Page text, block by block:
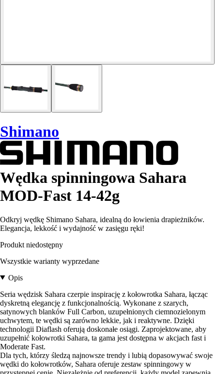
Shimano
Wędka spinningowa Sahara
MOD-Fast 14-42g
Odkryj wędkę Shimano Sahara, idealną do łowienia drapieżników.
Elegancja, lekkość i wydajność w zasięgu ręki!
Produkt niedostępny
Wszystkie warianty wyprzedane
Opis
Seria wędzisk Sahara czerpie inspirację z kołowrotka Sahara, łącząc
dyskretną elegancję z funkcjonalnością. Wykonane z szarych,
satynowych blanków Full Carbon, uzupełnionych ciemnozielonym
uchwytem, te wędki są zarówno lekkie, jak i reaktywne. Dzięki
technologii Diaflash oferują doskonałe osiągi. Zaprojektowane, aby
uzupełnić kołowrotki Sahara, ta gama jest dostępna w akcjach fast i
Moderate Fast.
Dla tych, którzy śledzą najnowsze trendy i lubią dopasowywać swoje
wędki do kołowrotków, Sahara oferuje zestaw spinningowy w